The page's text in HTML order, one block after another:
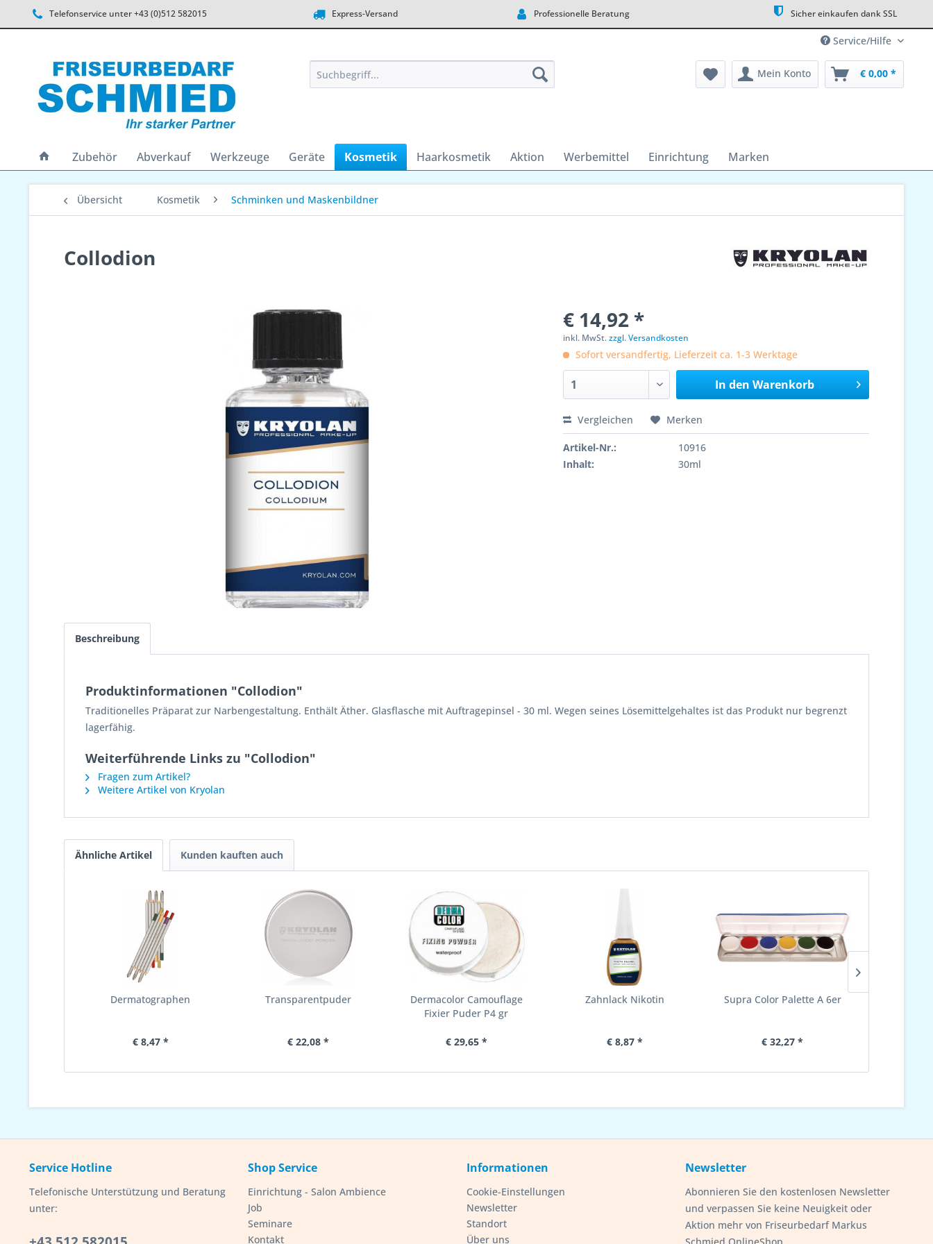
Telefonservice unter +43 (0)512 582015 Express-Versand Professionelle Beratung Sicher einkaufen dank SSL
Service/Hilfe
Mein Konto € 0,00 *
Zubehör Abverkauf Werkzeuge Geräte Kosmetik Haarkosmetik Aktion Werbemittel Einrichtung Marken
Übersicht Kosmetik Schminken und Maskenbildner
Collodion
€ 14,92 *
inkl. MwSt.zzgl. Versandkosten
Sofort versandfertig, Lieferzeit ca. 1-3 Werktage
In den Warenkorb
Vergleichen Merken
Artikel-Nr.:
10916
Inhalt:
30ml
Beschreibung
Produktinformationen "Collodion"
Traditionelles Präparat zur Narbengestaltung. Enthält Äther. Glasflasche mit Auftragepinsel - 30 ml. Wegen seines Lösemittelgehaltes ist das Produkt nur begrenzt
lagerfähig.
Weiterführende Links zu "Collodion"
Fragen zum Artikel?
Weitere Artikel von Kryolan
Ähnliche Artikel Kunden kauften auch
Dermatographen
€ 8,47 *
Transparentpuder
€ 22,08 *
Dermacolor Camouflage
Fixier Puder P4 gr
€ 29,65 *
Zahnlack Nikotin
€ 8,87 *
Supra Color Palette A 6er
€ 32,27 *
Service Hotline
Telefonische Unterstützung und Beratung
unter:
Shop Service
Einrichtung - Salon Ambience
Job
Seminare
Kontakt
Informationen
Cookie-Einstellungen
Newsletter
Standort
Über uns
Newsletter
Abonnieren Sie den kostenlosen Newsletter
und verpassen Sie keine Neuigkeit oder
Aktion mehr von Friseurbedarf Markus